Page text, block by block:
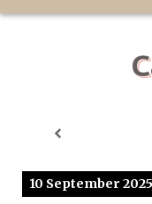
10 September 2025